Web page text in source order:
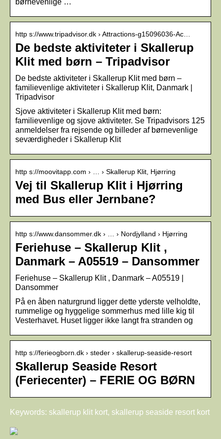
http s://www.tripadvisor.dk › Attractions-g15096036-Ac…
De bedste aktiviteter i Skallerup
Klit med børn – Tripadvisor
De bedste aktiviteter i Skallerup Klit med børn –
familievenlige aktiviteter i Skallerup Klit, Danmark |
Tripadvisor
Sjove aktiviteter i Skallerup Klit med børn:
familievenlige og sjove aktiviteter. Se Tripadvisors 125
anmeldelser fra rejsende og billeder af børnevenlige
seværdigheder i Skallerup Klit
http s://moovitapp.com › … › Skallerup Klit, Hjørring
Vej til Skallerup Klit i Hjørring
med Bus eller Jernbane?
http s://www.dansommer.dk › … › Nordjylland › Hjørring
Feriehuse – Skallerup Klit ,
Danmark – A05519 – Dansommer
Feriehuse – Skallerup Klit , Danmark – A05519 |
Dansommer
På en åben naturgrund ligger dette yderste velholdte,
rummelige og hyggelige sommerhus med lille kig til
Vesterhavet. Huset ligger ikke langt fra stranden og
http s://ferieogborn.dk › steder › skallerup-seaside-resort
Skallerup Seaside Resort
(Feriecenter) – FERIE OG BØRN
Keywords: skallerup klit kort, skallerup seaside resort kort